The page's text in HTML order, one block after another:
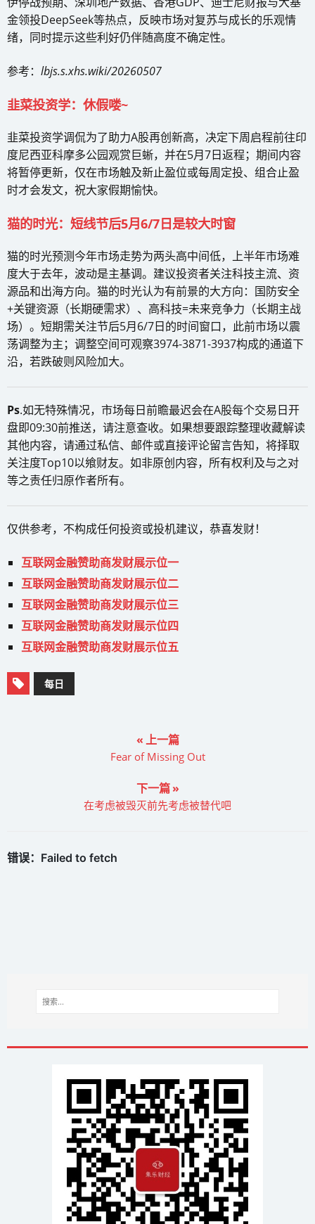
金领投DeepSeek等热点，反映市场对复苏与成长的乐观情
绪，同时提示这些利好仍伴随高度不确定性。
参考： lbjs.s.xhs.wiki/20260507
韭菜投资学：休假喽~
韭菜投资学调侃为了助力A股再创新高，决定下周启程前往印
度尼西亚科摩多公园观赏巨蜥，并在5月7日返程；期间内容
将暂停更新，仅在市场触及新止盈位或每周定投、组合止盈
时才会发文，祝大家假期愉快。
猫的时光：短线节后5月6/7日是较大时窗
猫的时光预测今年市场走势为两头高中间低，上半年市场难
度大于去年，波动是主基调。建议投资者关注科技主流、资
源品和出海方向。猫的时光认为有前景的大方向：国防安全
+关键资源（长期硬需求）、高科技=未来竞争力（长期主战
场）。短期需关注节后5月6/7日的时间窗口，此前市场以震
荡调整为主；调整空间可观察3974-3871-3937构成的通道下
沿，若跌破则风险加大。
Ps.如无特殊情况，市场每日前瞻最迟会在A股每个交易日开
盘即09:30前推送，请注意查收。如果想要跟踪整理收藏解读
其他内容，请通过私信、邮件或直接评论留言告知，将择取
关注度Top10以飨财友。如非原创内容，所有权利及与之对
等之责任归原作者所有。
仅供参考，不构成任何投资或投机建议，恭喜发财！
互联网金融赞助商发财展示位一
互联网金融赞助商发财展示位二
互联网金融赞助商发财展示位三
互联网金融赞助商发财展示位四
互联网金融赞助商发财展示位五
每日
« 上一篇
Fear of Missing Out
下一篇 »
在考虑被毁灭前先考虑被替代吧